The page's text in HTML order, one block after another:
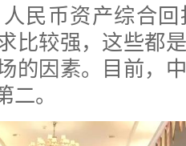
币资产综合回
比较强，这些都
的因素。目前，
二。